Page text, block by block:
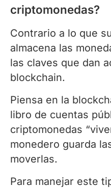
criptomonedas?
Contrario a lo que
almacena las
las claves que dan
blockchain.
Piensa en la
libro de cuentas
criptomonedas
monedero guarda
moverlas.
Para manejar este